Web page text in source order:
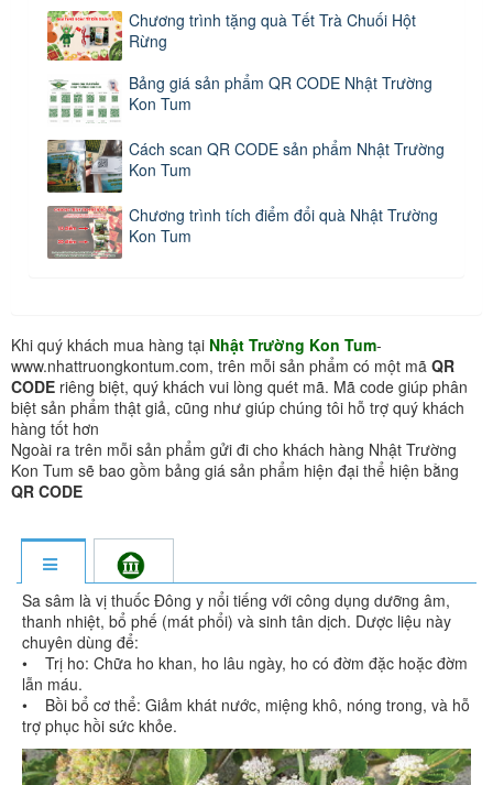
Chương trình tặng quà Tết Trà Chuối Hột
Rừng
Bảng giá sản phẩm QR CODE Nhật Trường
Kon Tum
Cách scan QR CODE sản phẩm Nhật Trường
Kon Tum
Chương trình tích điểm đổi quà Nhật Trường
Kon Tum
Khi quý khách mua hàng tại Nhật Trường Kon Tum-
www.nhattruongkontum.com, trên mỗi sản phẩm có một mã QR
CODE riêng biệt, quý khách vui lòng quét mã. Mã code giúp phân
biệt sản phẩm thật giả, cũng như giúp chúng tôi hỗ trợ quý khách
hàng tốt hơn
Ngoài ra trên mỗi sản phẩm gửi đi cho khách hàng Nhật Trường
Kon Tum sẽ bao gồm bảng giá sản phẩm hiện đại thể hiện bằng
QR CODE
Sa sâm là vị thuốc Đông y nổi tiếng với công dụng dưỡng âm,
thanh nhiệt, bổ phế (mát phổi) và sinh tân dịch. Dược liệu này
chuyên dùng để:
• Trị ho: Chữa ho khan, ho lâu ngày, ho có đờm đặc hoặc đờm
lẫn máu.
• Bồi bổ cơ thể: Giảm khát nước, miệng khô, nóng trong, và hỗ
trợ phục hồi sức khỏe.